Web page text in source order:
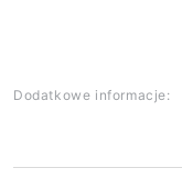
Dodatkowe informacje: